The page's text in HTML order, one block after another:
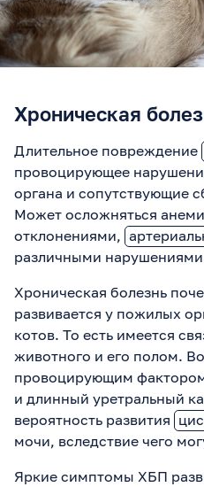
Хроническая
Длительное повреждение
провоцирующее
органа и сопутствующие
Может осложняться
отклонениями,
различными
Хроническая болезнь
развивается у пожилых
котов. То есть имеется
животного и его полом.
провоцирующим
и длинный уретральный
вероятность развития
мочи, вследствие чего
Яркие симптомы ХБП